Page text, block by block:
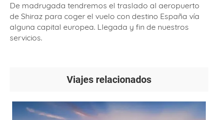
De madrugada tendremos el traslado al aeropuerto
de Shiraz para coger el vuelo con destino España vía
alguna capital europea. Llegada y fin de nuestros
servicios.
Viajes relacionados